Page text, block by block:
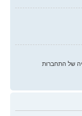
של התחברות